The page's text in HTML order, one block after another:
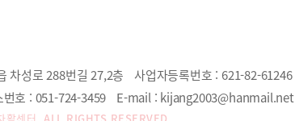
차성로 288번길 27,2층 사업자등록번호 : 621-82-61246
번호 : 051-724-3459 E-mail : kijang2003@hanmail.net